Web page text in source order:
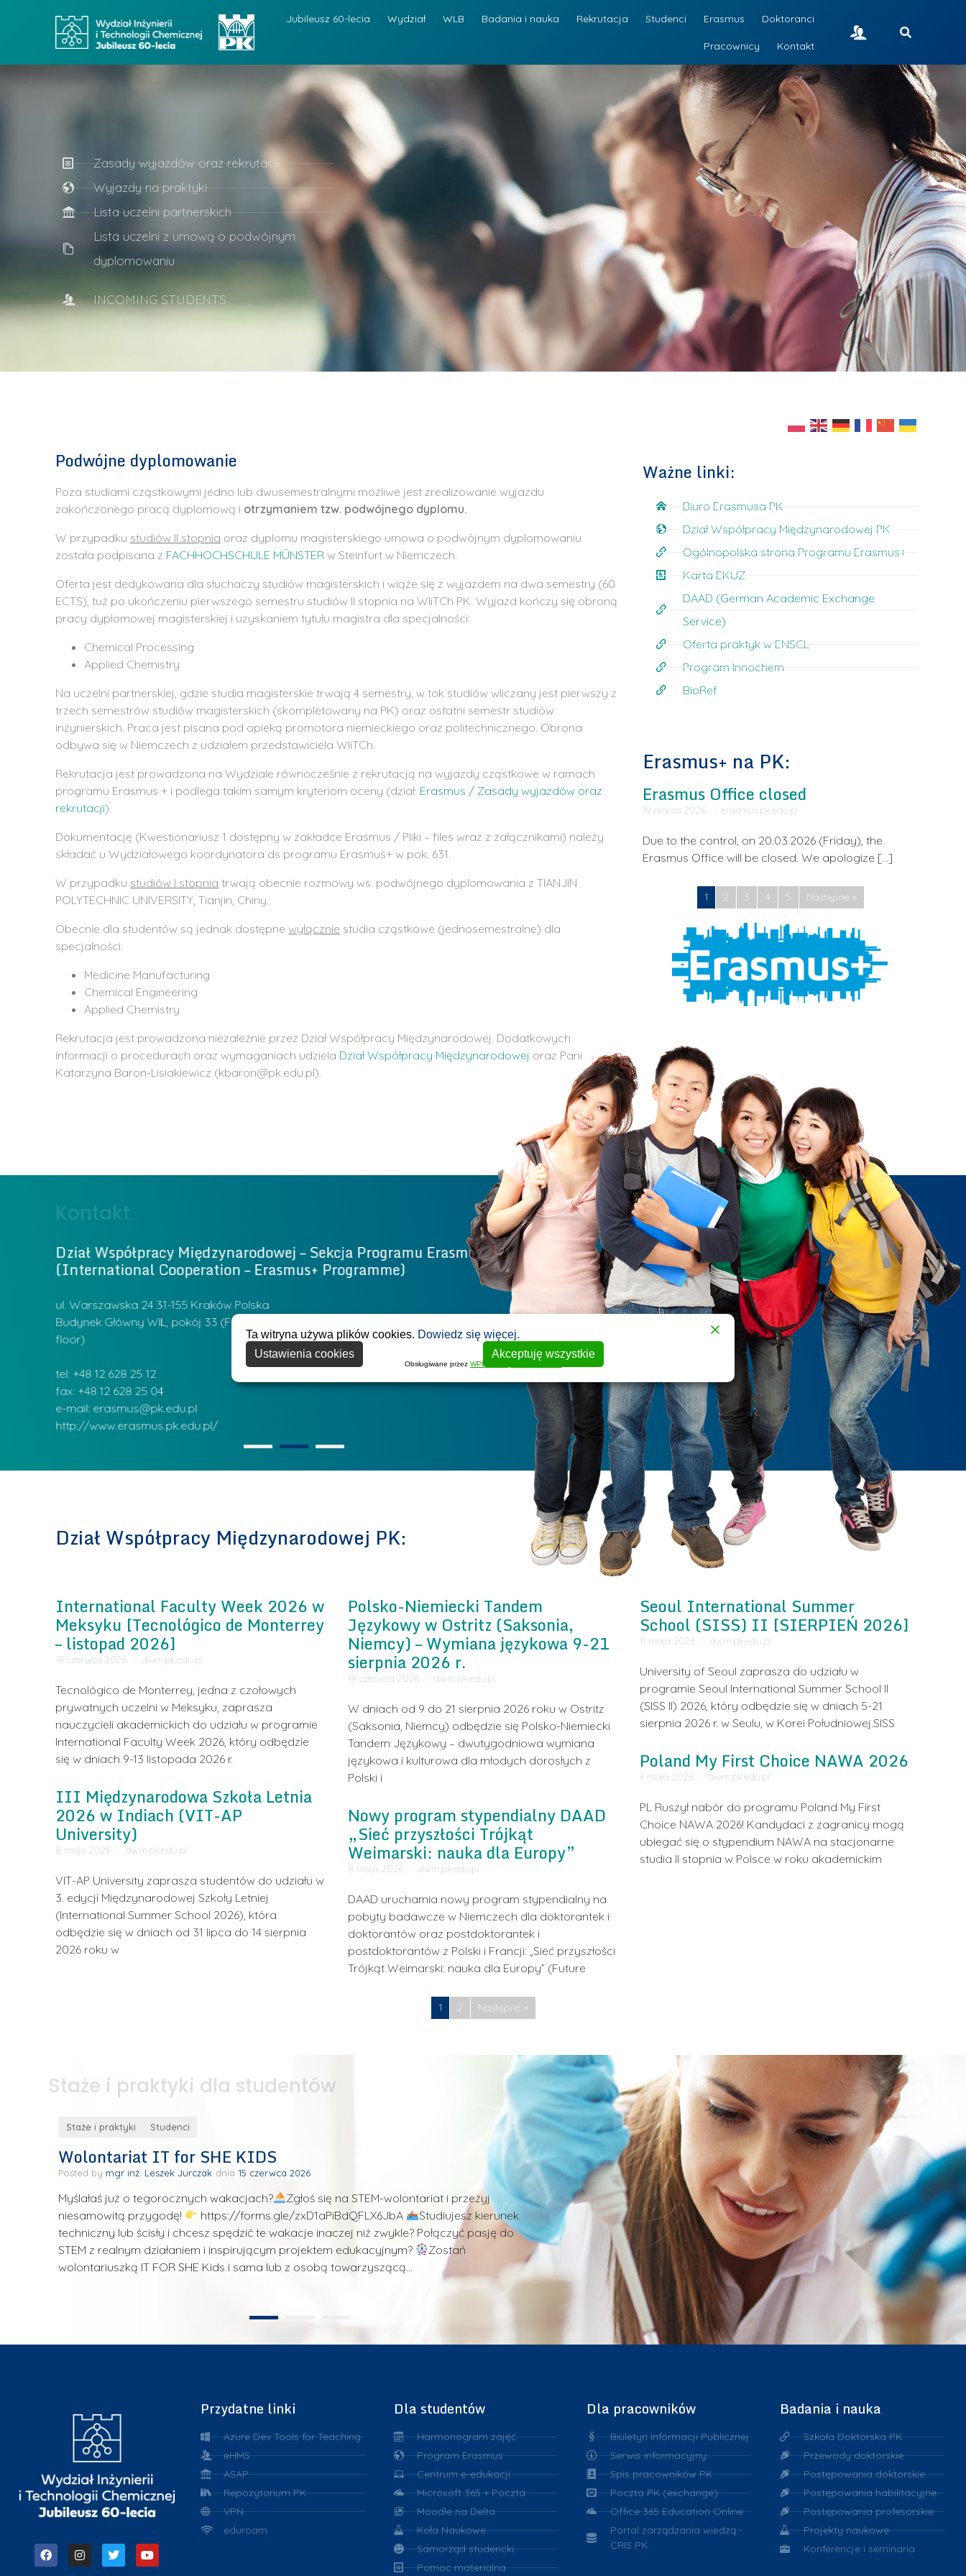
Jubileusz 60-lecia Wydział WLB Badania i nauka Rekrutacja Studenci Erasmus Doktoranci
Pracownicy Kontakt
Zasady wyjazdów oraz rekrutacji
Wyjazdy na praktyki
Lista uczelni partnerskich
Lista uczelni z umową o podwójnym
dyplomowaniu
INCOMING STUDENTS
Podwójne dyplomowanie
Poza studiami cząstkowymi jedno lub dwusemestralnymi możliwe jest zrealizowanie wyjazdu
zakończonego pracą dyplomową i otrzymaniem tzw. podwójnego dyplomu.
W przypadku studiów II stopnia oraz dyplomu magisterskiego umowa o podwójnym dyplomowaniu
została podpisana z FACHHOCHSCHULE MÜNSTER w Steinfurt w Niemczech.
Oferta jest dedykowana dla słuchaczy studiów magisterskich i wiąże się z wyjazdem na dwa semestry (60
ECTS), tuż po ukończeniu pierwszego semestru studiów II stopnia na WIiTCh PK. Wyjazd kończy się obroną
pracy dyplomowej magisterskiej i uzyskaniem tytułu magistra dla specjalności:
Chemical Processing
Applied Chemistry
Na uczelni partnerskiej, gdzie studia magisterskie trwają 4 semestry, w tok studiów wliczany jest pierwszy z
trzech semestrów studiów magisterskich (skompletowany na PK) oraz ostatni semestr studiów
inżynierskich. Praca jest pisana pod opieką promotora niemieckiego oraz politechnicznego. Obrona
odbywa się w Niemczech z udziałem przedstawiciela WIiTCh.
Rekrutacja jest prowadzona na Wydziale równocześnie z rekrutacją na wyjazdy cząstkowe w ramach
programu Erasmus + i podlega takim samym kryteriom oceny (dział: Erasmus / Zasady wyjazdów oraz
rekrutacji).
Dokumentację (Kwestionariusz 1 dostępny w zakładce Erasmus / Pliki – files wraz z załącznikami) należy
składać u Wydziałowego koordynatora ds programu Erasmus+ w pok. 631.
W przypadku studiów I stopnia trwają obecnie rozmowy ws. podwójnego dyplomowania z TIANJIN
POLYTECHNIC UNIVERSITY, Tianjin, Chiny.
Obecnie dla studentów są jednak dostępnewyłącznie studia cząstkowe (jednosemestralne) dla
specjalności:
Medicine Manufacturing
Chemical Engineering
Applied Chemistry
Rekrutacja jest prowadzona niezależnie przez Dział Współpracy Międzynarodowej. Dodatkowych
informacji o procedurach oraz wymaganiach udziela Dział Współpracy Międzynarodowej oraz Pani
Katarzyna Baron-Lisiakiewicz (kbaron@pk.edu.pl).
Ważne linki:
Biuro Erasmusa PK
Dział Współpracy Międzynarodowej PK
Ogólnopolska strona Programu Erasmus+
Karta EKUZ
DAAD (German Academic Exchange
Service)
Oferta praktyk w ENSCL
Program Innochem
BioRef
Erasmus+ na PK:
Erasmus Office closed
19 marca 2026 erasmus.pk.edu.pl
Due to the control, on 20.03.2026 (Friday), the
Erasmus Office will be closed. We apologize […]
1 2 3 4 5 Następne »
Kontakt
Dział Współpracy Międzynarodowej – Sekcja Programu Erasmus
(International Cooperation – Erasmus+ Programme)
ul. Warszawska 24 31-155 Kraków Polska
Budynek Główny WIL, pokój 33 (Faculty of Civil Engineering main building, room 33, 1st
floor)
tel: +48 12 628 25 12
fax: +48 12 628 25 04
e-mail: erasmus@pk.edu.pl
http://www.erasmus.pk.edu.pl/
Dział współpracy Międzynarodowej
(International Relations Office)
ul. Warszawska 24 31-155 Kraków Polska
Budynek Wydziału Inżynierii i Technologii Chemicznej – wejście od ul. Szlak 44
(Faculty of Chemical Engineering and Technology building, entrance from
44)
tel.: +48 12 628 25 22, +48 12 628 30 44, +48 12 628 20 09
e-mail: bwm@pk.edu.pl
http://www.en.bwm.pk.edu.pl/
Dział Współpracy Międzynarodowej PK:
International Faculty Week 2026 w
Meksyku [Tecnológico de Monterrey
– listopad 2026]
18 czerwca 2026 dwm.pk.edu.pl
Tecnológico de Monterrey, jedna z czołowych
prywatnych uczelni w Meksyku, zaprasza
nauczycieli akademickich do udziału w programie
International Faculty Week 2026, który odbędzie
się w dniach 9-13 listopada 2026 r.
III Międzynarodowa Szkoła Letnia
2026 w Indiach (VIT-AP
University)
8 maja 2026 dwm.pk.edu.pl
VIT-AP University zaprasza studentów do udziału w
3. edycji Międzynarodowej Szkoły Letniej
(International Summer School 2026), która
odbędzie się w dniach od 31 lipca do 14 sierpnia
2026 roku w
Polsko-Niemiecki Tandem
Językowy w Ostritz (Saksonia,
Niemcy) – Wymiana językowa 9-21
sierpnia 2026 r.
18 czerwca 2026 dwm.pk.edu.pl
W dniach od 9 do 21 sierpnia 2026 roku w Ostritz
(Saksonia, Niemcy) odbędzie się Polsko-Niemiecki
Tandem Językowy – dwutygodniowa wymiana
językowa i kulturowa dla młodych dorosłych z
Polski i
Nowy program stypendialny DAAD
„Sieć przyszłości Trójkąt
Weimarski: nauka dla Europy”
8 maja 2026 dwm.pk.edu.pl
DAAD uruchamia nowy program stypendialny na
pobyty badawcze w Niemczech dla doktorantek i
doktorantów oraz postdoktorantek i
postdoktorantów z Polski i Francji: „Sieć przyszłości
Trójkąt Weimarski: nauka dla Europy” (Future
Seoul International Summer
School (SISS) II [SIERPIEŃ 2026]
11 maja 2026 dwm.pk.edu.pl
University of Seoul zaprasza do udziału w
programie Seoul International Summer School II
(SISS II) 2026, który odbędzie się w dniach 5-21
sierpnia 2026 r. w Seulu, w Korei Południowej.SISS
Poland My First Choice NAWA 2026
4 maja 2026 dwm.pk.edu.pl
PL Ruszył nabór do programu Poland My First
Choice NAWA 2026! Kandydaci z zagranicy mogą
ubiegać się o stypendium NAWA na stacjonarne
studia II stopnia w Polsce w roku akademickim
1 2 Następne »
Staże i praktyki dla studentów
Staże i praktyki Studenci
Wolontariat IT for SHE KIDS
Posted by mgr inż. Leszek Jurczak 15 czerwca 2026
Myślałaś już o tegorocznych wakacjach?
Zgłoś się na STEM-wolontariat i przeżyj
niesamowitą przygodę!
https://forms.gle/zxD1aPiBdQFLX6JbA
Studiujesz kierunek
techniczny lub ścisły i chcesz spędzić te wakacje inaczej niż zwykle? Połączyć pasję do
STEM z realnym działaniem i inspirującym projektem edukacyjnym?
Zostań
wolontariuszką IT FOR SHE Kids i sama lub z osobą towarzyszącą…
Staże i praktyki Studenci
Alventa S.A. - Program Praktyk Studenckich
Posted bymgr inż. Leszek Jurczak 19 marca 2026
Przedsiębiorstwo Alventa S.A. zaprasza do zapoznania się z Programem
Studenckich dostępnym na stronie: https://alventa.com/rekrutacja/. Program
Studenckich stwarza możliwości zdobycia praktycznego doświadczenia,
biznesu i sposobu funkcjonowania organizacji produkcyjno-handlowej w
chemicznej, a także skonfrontowania zdobytej wiedzy teoretycznej z praktyką.
Zgłoszenia są przyjmowane przez cały rok, aplikacje należy składać…
Przydatne linki
Azure Dev Tools for Teaching
eHMS
ASAP
Repozytorium PK
VPN
eduroam
Dla studentów
Harmonogram zajęć
Program Erasmus
Centrum e-edukacji
Microsoft 365 + Poczta
Moodle na Delta
Koła Naukowe
Samorząd studencki
Pomoc materialna
Dla pracowników
Biuletyn Informacji Publicznej
Serwis informacyjny
Spis pracowników PK
Poczta PK (exchange)
Office 365 Education Online
Portal zarządzania wiedzą -
CRIS PK
Badania i nauka
Szkoła Doktorska PK
Przewody doktorskie
Postępowania doktorskie
Postępowania habilitacyjne
Postępowania profesorskie
Projekty naukowe
Konferencje i seminaria
Ta witryna używa plików cookies. Dowiedz się więcej.
Ustawienia cookies
Akceptuję wszystkie
Obsługiwane przez WPLP Compliance Platform